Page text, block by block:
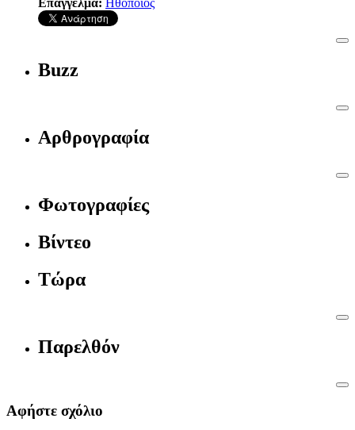
Επάγγελμα: Ηθοποιός
Buzz
Αρθρογραφία
Φωτογραφίες
Βίντεο
Τώρα
Παρελθόν
Αφήστε σχόλιο